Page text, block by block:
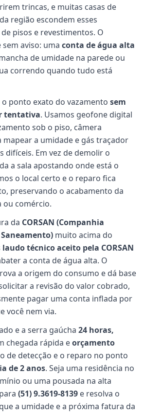
trincas, e muitas casas de
região escondem esses
pisos e revestimentos. O
aviso: uma conta de água alta
de umidade na parede ou
correndo quando tudo está
ponto exato do vazamento sem
tentativa. Usamos geofone digital
sob o piso, câmera
a umidade e gás traçador
difíceis. Em vez de demolir o
a sala apostando onde está o
o local certo e o reparo fica
preservando o acabamento da
ou comércio.
da CORSAN (Companhia
muito acima do
laudo técnico aceito pela CORSAN
a conta de água alta. O
a origem do consumo e dá base
a revisão do valor cobrado,
pagar uma conta inflada por
você nem via.
e a serra gaúcha 24 horas,
chegada rápida eorçamento
de detecção e o reparo no ponto
de 2 anos. Seja uma residência no
ou uma pousada na alta
(51) 9.3619-8139 e resolva o
a umidade e a próxima fatura da